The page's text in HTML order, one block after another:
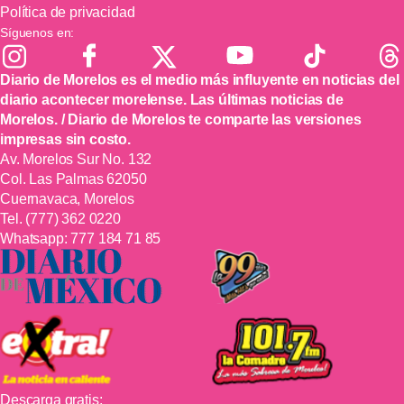
Política de privacidad
Síguenos en:
Diario de Morelos es el medio más influyente en noticias del
diario acontecer morelense. Las últimas noticias de
Morelos. / Diario de Morelos te comparte las versiones
impresas sin costo.
Av. Morelos Sur No. 132
Col. Las Palmas 62050
Cuernavaca, Morelos
Tel. (777) 362 0220
Whatsapp:777 184 71 85
Descarga gratis: